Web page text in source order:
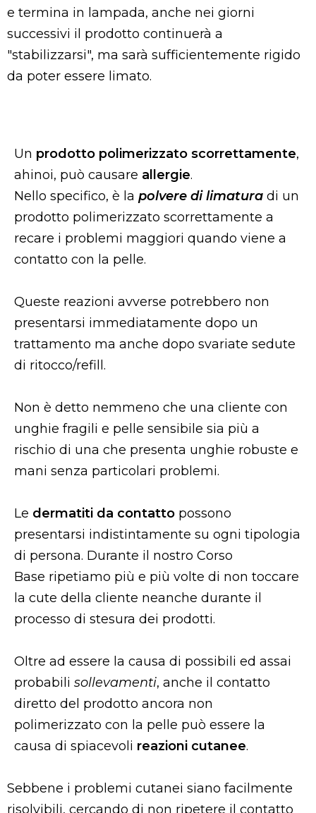
e termina in lampada, anche nei giorni
successivi il prodotto continuerà a
"stabilizzarsi", ma sarà sufficientemente rigido
da poter essere limato.
Un prodotto polimerizzato scorrettamente,
ahinoi, può causare allergie.
Nello specifico, è la polvere di limatura di un
prodotto polimerizzato scorrettamente a
recare i problemi maggiori quando viene a
contatto con la pelle.
Queste reazioni avverse potrebbero non
presentarsi immediatamente dopo un
trattamento ma anche dopo svariate sedute
di ritocco/refill.
Non è detto nemmeno che una cliente con
unghie fragili e pelle sensibile sia più a
rischio di una che presenta unghie robuste e
mani senza particolari problemi.
Le dermatiti da contatto possono
presentarsi indistintamente su ogni tipologia
di persona. Durante il nostro Corso
Base ripetiamo più e più volte di non toccare
la cute della cliente neanche durante il
processo di stesura dei prodotti.
Oltre ad essere la causa di possibili ed assai
probabili sollevamenti, anche il contatto
diretto del prodotto ancora non
polimerizzato con la pelle può essere la
causa di spiacevoli reazioni cutanee.
Sebbene i problemi cutanei siano facilmente
risolvibili, cercando di non ripetere il contatto